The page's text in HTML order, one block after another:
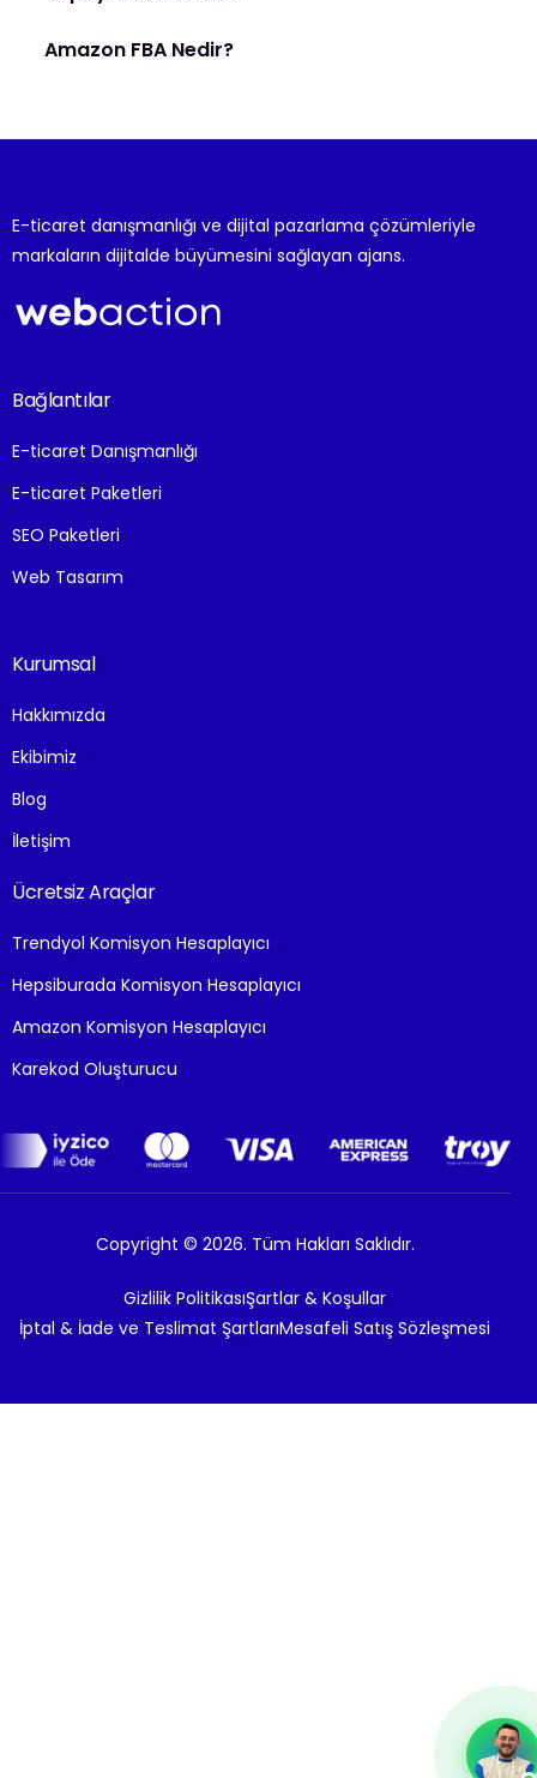
Amazon FBA Nedir?
E-ticaret danışmanlığı ve dijital pazarlama çözümleriyle
markaların dijitalde büyümesini sağlayan ajans.
Bağlantılar
E-ticaret Danışmanlığı
E-ticaret Paketleri
SEO Paketleri
Web Tasarım
Kurumsal
Hakkımızda
Ekibimiz
Blog
İletişim
Ücretsiz Araçlar
Trendyol Komisyon Hesaplayıcı
Hepsiburada Komisyon Hesaplayıcı
Amazon Komisyon Hesaplayıcı
Karekod Oluşturucu
Copyright © 2026. Tüm Hakları Saklıdır.
Gizlilik PolitikasıŞartlar & Koşullar
İptal & İade ve Teslimat ŞartlarıMesafeli Satış Sözleşmesi